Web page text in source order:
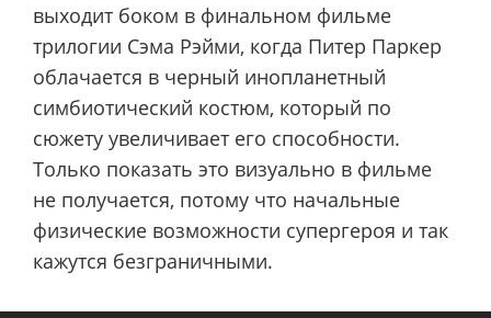
выходит боком в финальном фильме
трилогии Сэма Рэйми, когда Питер Паркер
облачается в черный инопланетный
симбиотический костюм, который по
сюжету увеличивает его способности.
Только показать это визуально в фильме
не получается, потому что начальные
физические возможности супергероя и так
кажутся безграничными.